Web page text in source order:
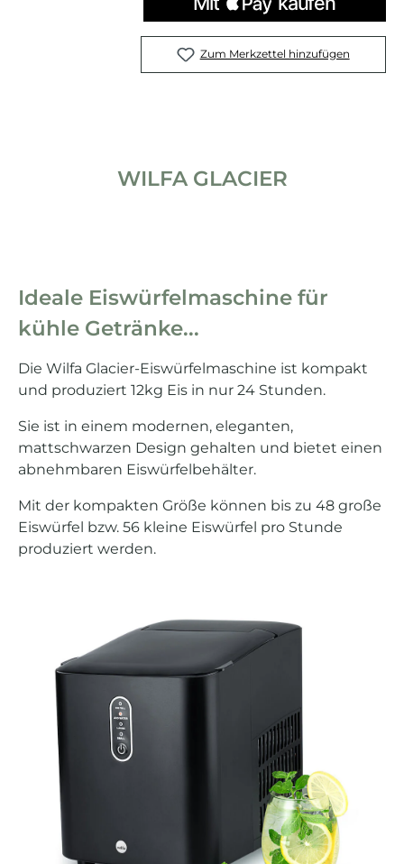
Zum Merkzettel hinzufügen
WILFA GLACIER
Ideale Eiswürfelmaschine für
kühle Getränke...
Die Wilfa Glacier-Eiswürfelmaschine ist kompakt
und produziert 12kg Eis in nur 24 Stunden.
Sie ist in einem modernen, eleganten,
mattschwarzen Design gehalten und bietet einen
abnehmbaren Eiswürfelbehälter.
Mit der kompakten Größe können bis zu 48 große
Eiswürfel bzw. 56 kleine Eiswürfel pro Stunde
produziert werden.